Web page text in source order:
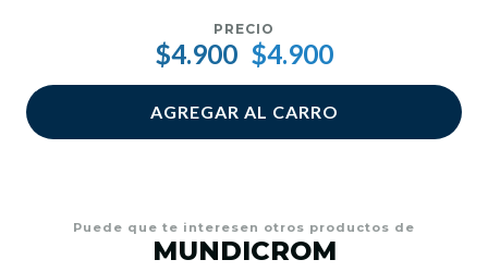
PRECIO
$4.900 $4.900
AGREGAR AL CARRO
Puede que te interesen otros productos de
MUNDICROM